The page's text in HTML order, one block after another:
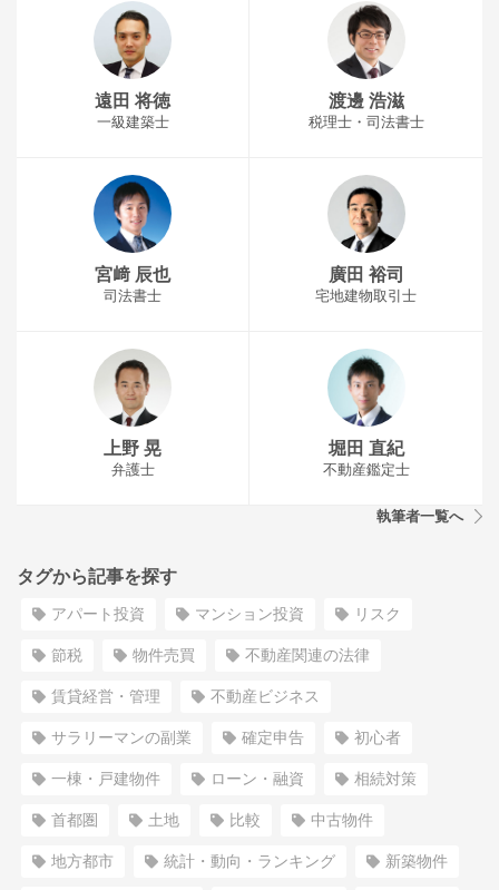
遠田 将徳
一級建築士
渡邊 浩滋
税理士・司法書士
宮﨑 辰也
司法書士
廣田 裕司
宅地建物取引士
上野 晃
弁護士
堀田 直紀
不動産鑑定士
執筆者一覧へ
タグから記事を探す
アパート投資 マンション投資 リスク
節税 物件売買 不動産関連の法律
賃貸経営・管理 不動産ビジネス
サラリーマンの副業 確定申告 初心者
一棟・戸建物件 ローン・融資 相続対策
首都圏 土地 比較 中古物件
地方都市 統計・動向・ランキング 新築物件